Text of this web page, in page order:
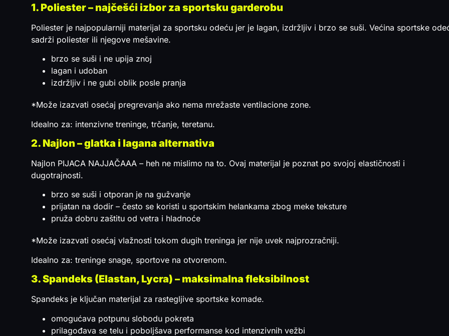
1. Poliester – najčešći izbor za sportsku garderobu
Poliester je najpopularniji materijal za sportsku odeću jer je lagan, izdržljiv i brzo se suši. Većina sportske
sadrži poliester ili njegove mešavine.
brzo se suši i ne upija znoj
lagan i udoban
izdržljiv i ne gubi oblik posle pranja
*Može izazvati osećaj pregrevanja ako nema mrežaste ventilacione zone.
Idealno za: intenzivne treninge, trčanje, teretanu.
2. Najlon – glatka i lagana alternativa
Najlon PIJACA NAJJAČAAA – heh ne mislimo na to. Ovaj materijal je poznat po svojoj elastičnosti i
dugotrajnosti.
brzo se suši i otporan je na gužvanje
prijatan na dodir – često se koristi u sportskim helankama zbog meke teksture
pruža dobru zaštitu od vetra i hladnoće
*Može izazvati osećaj vlažnosti tokom dugih treninga jer nije uvek najprozračniji.
Idealno za: treninge snage, sportove na otvorenom.
3. Spandeks (Elastan, Lycra) – maksimalna fleksibilnost
Spandeks je ključan materijal za rastegljive sportske komade.
omogućava potpunu slobodu pokreta
prilagođava se telu i poboljšava performanse kod intenzivnih vežbi